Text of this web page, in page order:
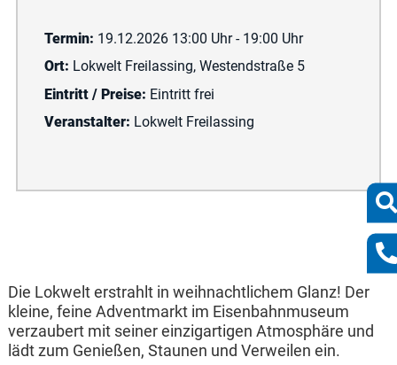
Termin: 19.12.2026 13:00 Uhr - 19:00 Uhr
Ort: Lokwelt Freilassing, Westendstraße 5
Eintritt / Preise: Eintritt frei
Veranstalter: Lokwelt Freilassing
Die Lokwelt erstrahlt in weihnachtlichem Glanz! Der
kleine, feine Adventmarkt im Eisenbahnmuseum
verzaubert mit seiner einzigartigen Atmosphäre und
lädt zum Genießen, Staunen und Verweilen ein.